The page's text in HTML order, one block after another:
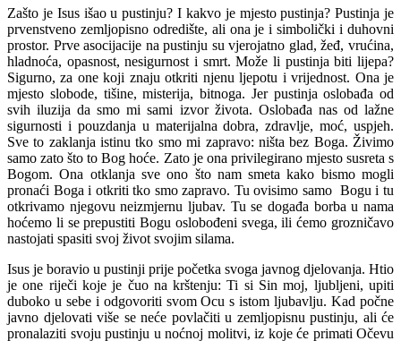
Zašto je Isus išao u pustinju? I kakvo je mjesto pustinja? Pustinja je
prvenstveno zemljopisno odredište, ali ona je i simbolički i duhovni
prostor. Prve asocijacije na pustinju su vjerojatno glad, žeđ, vrućina,
hladnoća, opasnost, nesigurnost i smrt. Može li pustinja biti lijepa?
Sigurno, za one koji znaju otkriti njenu ljepotu i vrijednost. Ona je
mjesto slobode, tišine, misterija, bitnoga. Jer pustinja oslobađa od
svih iluzija da smo mi sami izvor života. Oslobađa nas od lažne
sigurnosti i pouzdanja u materijalna dobra, zdravlje, moć, uspjeh.
Sve to zaklanja istinu tko smo mi zapravo: ništa bez Boga. Živimo
samo zato što to Bog hoće. Zato je ona privilegirano mjesto susreta s
Bogom. Ona otklanja sve ono što nam smeta kako bismo mogli
pronaći Boga i otkriti tko smo zapravo. Tu ovisimo samo Bogu i tu
otkrivamo njegovu neizmjernu ljubav. Tu se događa borba u nama
hoćemo li se prepustiti Bogu oslobođeni svega, ili ćemo grozničavo
nastojati spasiti svoj život svojim silama.
Isus je boravio u pustinji prije početka svoga javnog djelovanja. Htio
je one riječi koje je čuo na krštenju: Ti si Sin moj, ljubljeni, upiti
duboko u sebe i odgovoriti svom Ocu s istom ljubavlju. Kad počne
javno djelovati više se neće povlačiti u zemljopisnu pustinju, ali će
pronalaziti svoju pustinju u noćnoj molitvi, iz koje će primati Očevu